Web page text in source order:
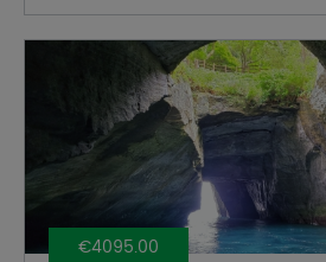
€4095.00